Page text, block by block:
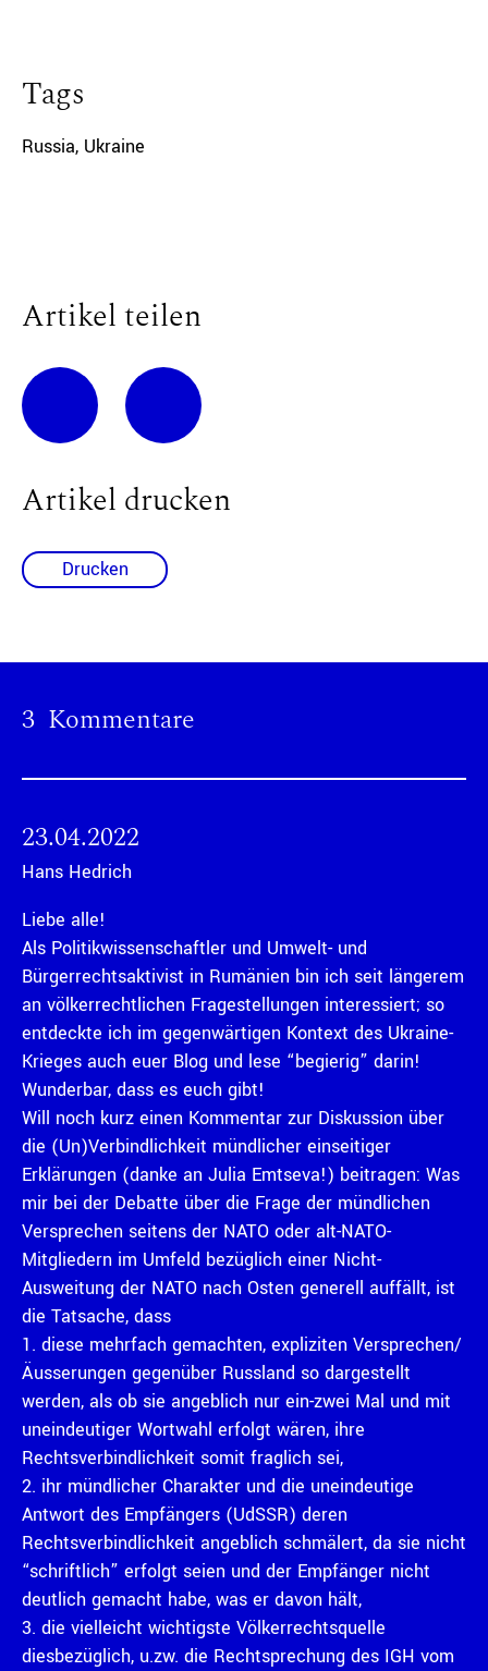
Tags
Russia, Ukraine
Artikel teilen
Artikel drucken
Drucken
3 Kommentare
23.04.2022
Hans Hedrich
Liebe alle!
Als Politikwissenschaftler und Umwelt- und
Bürgerrechtsaktivist in Rumänien bin ich seit längerem
an völkerrechtlichen Fragestellungen interessiert; so
entdeckte ich im gegenwärtigen Kontext des Ukraine-
Krieges auch euer Blog und lese “begierig” darin!
Wunderbar, dass es euch gibt!
Will noch kurz einen Kommentar zur Diskussion über
die (Un)Verbindlichkeit mündlicher einseitiger
Erklärungen (danke an Julia Emtseva!) beitragen: Was
mir bei der Debatte über die Frage der mündlichen
Versprechen seitens der NATO oder alt-NATO-
Mitgliedern im Umfeld bezüglich einer Nicht-
Ausweitung der NATO nach Osten generell auffällt, ist
die Tatsache, dass
1. diese mehrfach gemachten, expliziten Versprechen/
Äusserungen gegenüber Russland so dargestellt
werden, als ob sie angeblich nur ein-zwei Mal und mit
uneindeutiger Wortwahl erfolgt wären, ihre
Rechtsverbindlichkeit somit fraglich sei,
2. ihr mündlicher Charakter und die uneindeutige
Antwort des Empfängers (UdSSR) deren
Rechtsverbindlichkeit angeblich schmälert, da sie nicht
“schriftlich” erfolgt seien und der Empfänger nicht
deutlich gemacht habe, was er davon hält,
3. die vielleicht wichtigste Völkerrechtsquelle
diesbezüglich, u.zw. die Rechtsprechung des IGH vom